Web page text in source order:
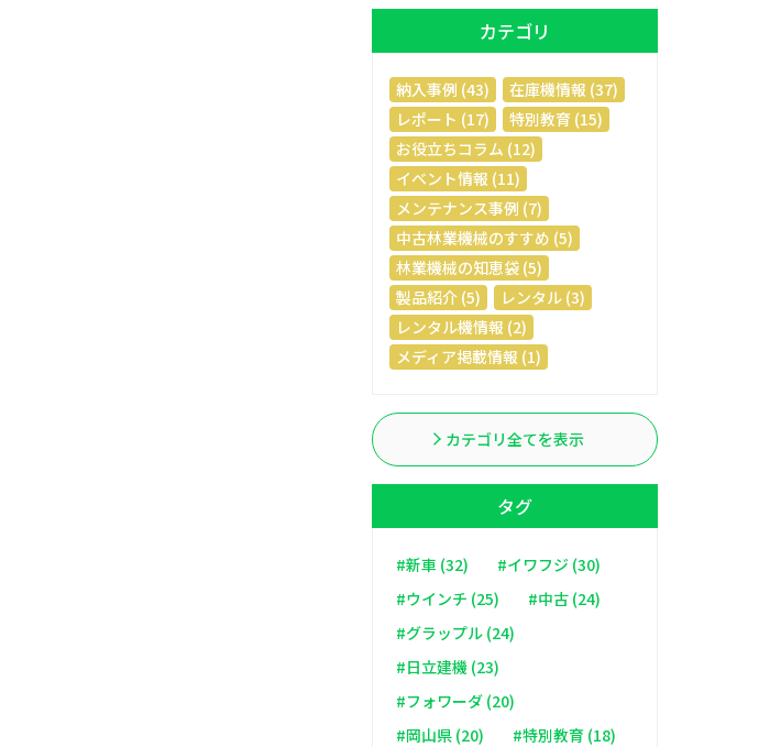
カテゴリ
納入事例 (43)
在庫機情報 (37)
レポート (17)
特別教育 (15)
お役立ちコラム (12)
イベント情報 (11)
メンテナンス事例 (7)
中古林業機械のすすめ (5)
林業機械の知恵袋 (5)
製品紹介 (5)
レンタル (3)
レンタル機情報 (2)
メディア掲載情報 (1)
カテゴリ全てを表示
タグ
#新車 (32)
#イワフジ (30)
#ウインチ (25)
#中古 (24)
#グラップル (24)
#日立建機 (23)
#フォワーダ (20)
#岡山県 (20)
#特別教育 (18)